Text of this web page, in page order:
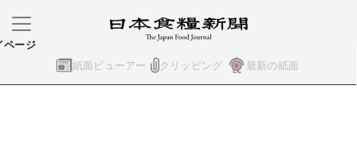
紙面ビューアー クリッピング 最新の紙面
ページ